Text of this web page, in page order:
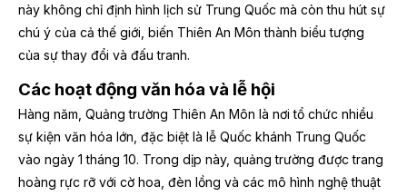
này không chỉ định hình lịch sử Trung Quốc mà còn thu hút sự
chú ý của cả thế giới, biến Thiên An Môn thành biểu tượng
của sự thay đổi và đấu tranh.
Các hoạt động văn hóa và lễ hội
Hàng năm, Quảng trường Thiên An Môn là nơi tổ chức nhiều
sự kiện văn hóa lớn, đặc biệt là lễ Quốc khánh Trung Quốc
vào ngày 1 tháng 10. Trong dịp này, quảng trường được trang
hoàng rực rỡ với cờ hoa, đèn lồng và các mô hình nghệ thuật